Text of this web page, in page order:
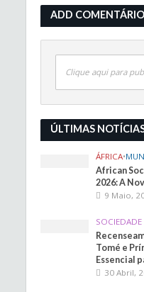
ADD COMENTÁRIO
Clique aqui para
ÚLTIMAS
ÁFRICA•
African
2026: A
9 Maio,
SOCIEDADE
Tomé e
Essencial
30 Abril,